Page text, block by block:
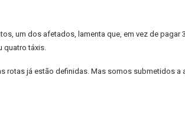
um dos afetados, lamenta que, em vez de
quatro táxis.
rotas já estão definidas. Mas somos submetidos a